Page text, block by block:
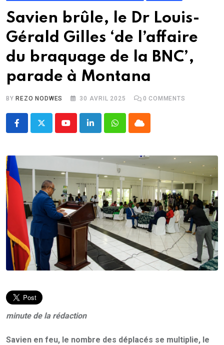
Savien brûle, le Dr Louis-
Gérald Gilles ‘de l’affaire
du braquage de la BNC’,
parade à Montana
BY REZO NODWES 30 AVRIL 2025 0 COMMENTS
YoutubeLinkedInWhatsappCloud
minute de la rédaction
Savien en feu, le nombre des déplacés se multiplie, le